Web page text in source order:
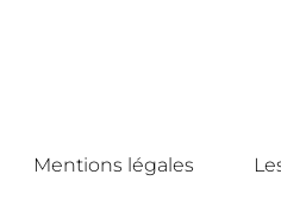
Mentions légales